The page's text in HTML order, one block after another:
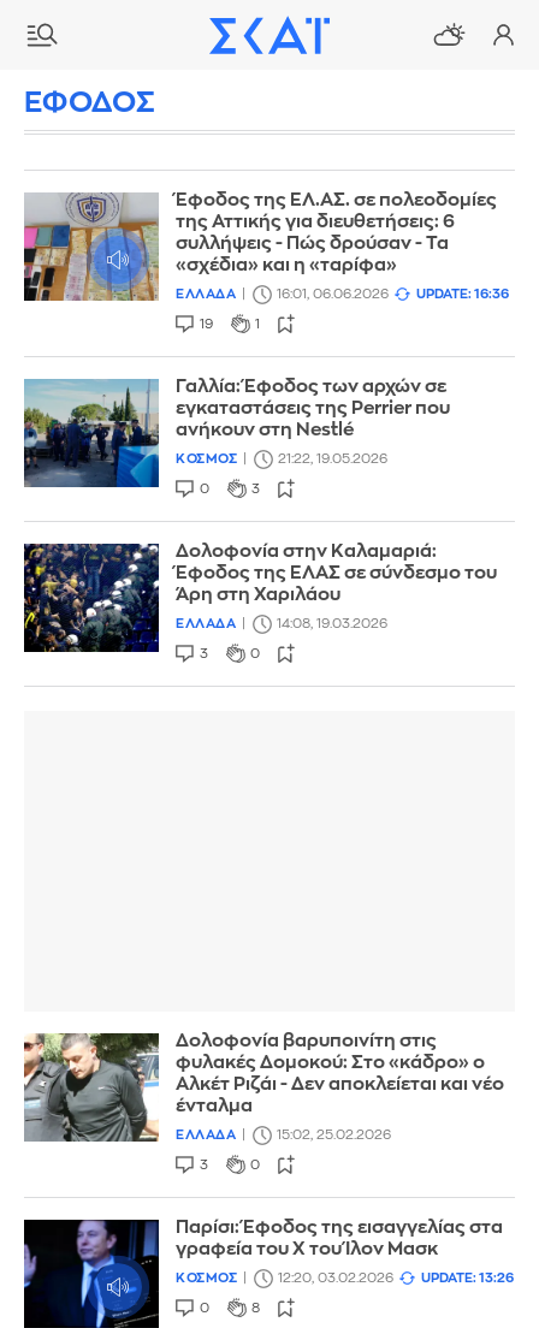
ΕΦΟΔΟΣ
Έφοδος της ΕΛ.ΑΣ. σε πολεοδομίες
της Αττικής για διευθετήσεις: 6
συλλήψεις - Πώς δρούσαν - Τα
«σχέδια» και η «ταρίφα»
ΕΛΛΑΔΑ 16:01, 06.06.2026 UPDATE: 16:36
19 1
Γαλλία: Έφοδος των αρχών σε
εγκαταστάσεις της Perrier που
ανήκουν στη Nestlé
ΚΟΣΜΟΣ 21:22, 19.05.2026
0 3
Δολοφονία στην Καλαμαριά:
Έφοδος της ΕΛΑΣ σε σύνδεσμο του
Άρη στη Χαριλάου
ΕΛΛΑΔΑ 14:08, 19.03.2026
3 0
Δολοφονία βαρυποινίτη στις
φυλακές Δομοκού: Στο «κάδρο» ο
Αλκέτ Ριζάι - Δεν αποκλείεται και νέο
ένταλμα
ΕΛΛΑΔΑ 15:02, 25.02.2026
3 0
Παρίσι: Έφοδος της εισαγγελίας στα
γραφεία του Χ του Ίλον Μασκ
ΚΟΣΜΟΣ 12:20, 03.02.2026 UPDATE: 13:26
0 8